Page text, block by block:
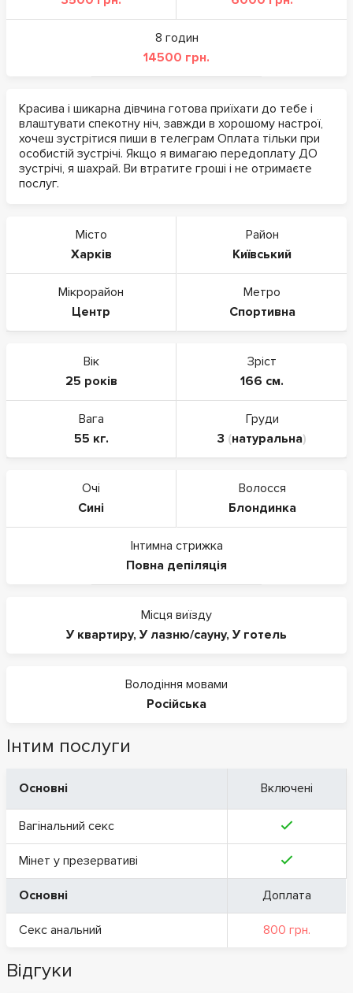
8 годин
14500 грн.
Красива і шикарна дівчина готова приїхати до тебе і
влаштувати спекотну ніч, завжди в хорошому настрої,
хочеш зустрітися пиши в телеграм Оплата тільки при
особистій зустрічі. Якщо я вимагаю передоплату ДО
зустрічі, я шахрай. Ви втратите гроші і не отримаєте
послуг.
Місто
Харків
Район
Київський
Мікрорайон
Центр
Метро
Спортивна
Вік
25 років
Зріст
166 см.
Вага
55 кг.
Груди
3 (натуральна)
Очі
Сині
Волосся
Блондинка
Інтимна стрижка
Повна депіляція
Місця виїзду
У квартиру, У лазню/сауну, У готель
Володіння мовами
Російська
Інтим послуги
Основні Включені
Вагінальний секс
Мінет у презервативі
Основні Доплата
Секс анальний 800 грн.
Відгуки